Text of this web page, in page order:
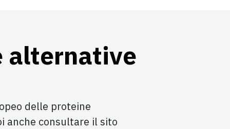
alternative
delle proteine
anche consultare il sito